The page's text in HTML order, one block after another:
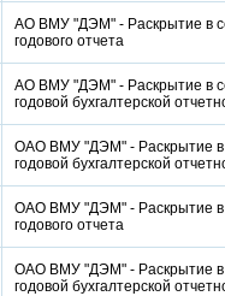
АО ВМУ "ДЭМ" - Раскрытие в
годового отчета
АО ВМУ "ДЭМ" - Раскрытие в
годовой бухгалтерской
ОАО ВМУ "ДЭМ" - Раскрытие в
годовой бухгалтерской
ОАО ВМУ "ДЭМ" - Раскрытие в
годового отчета
ОАО ВМУ "ДЭМ" - Раскрытие в
годовой бухгалтерской